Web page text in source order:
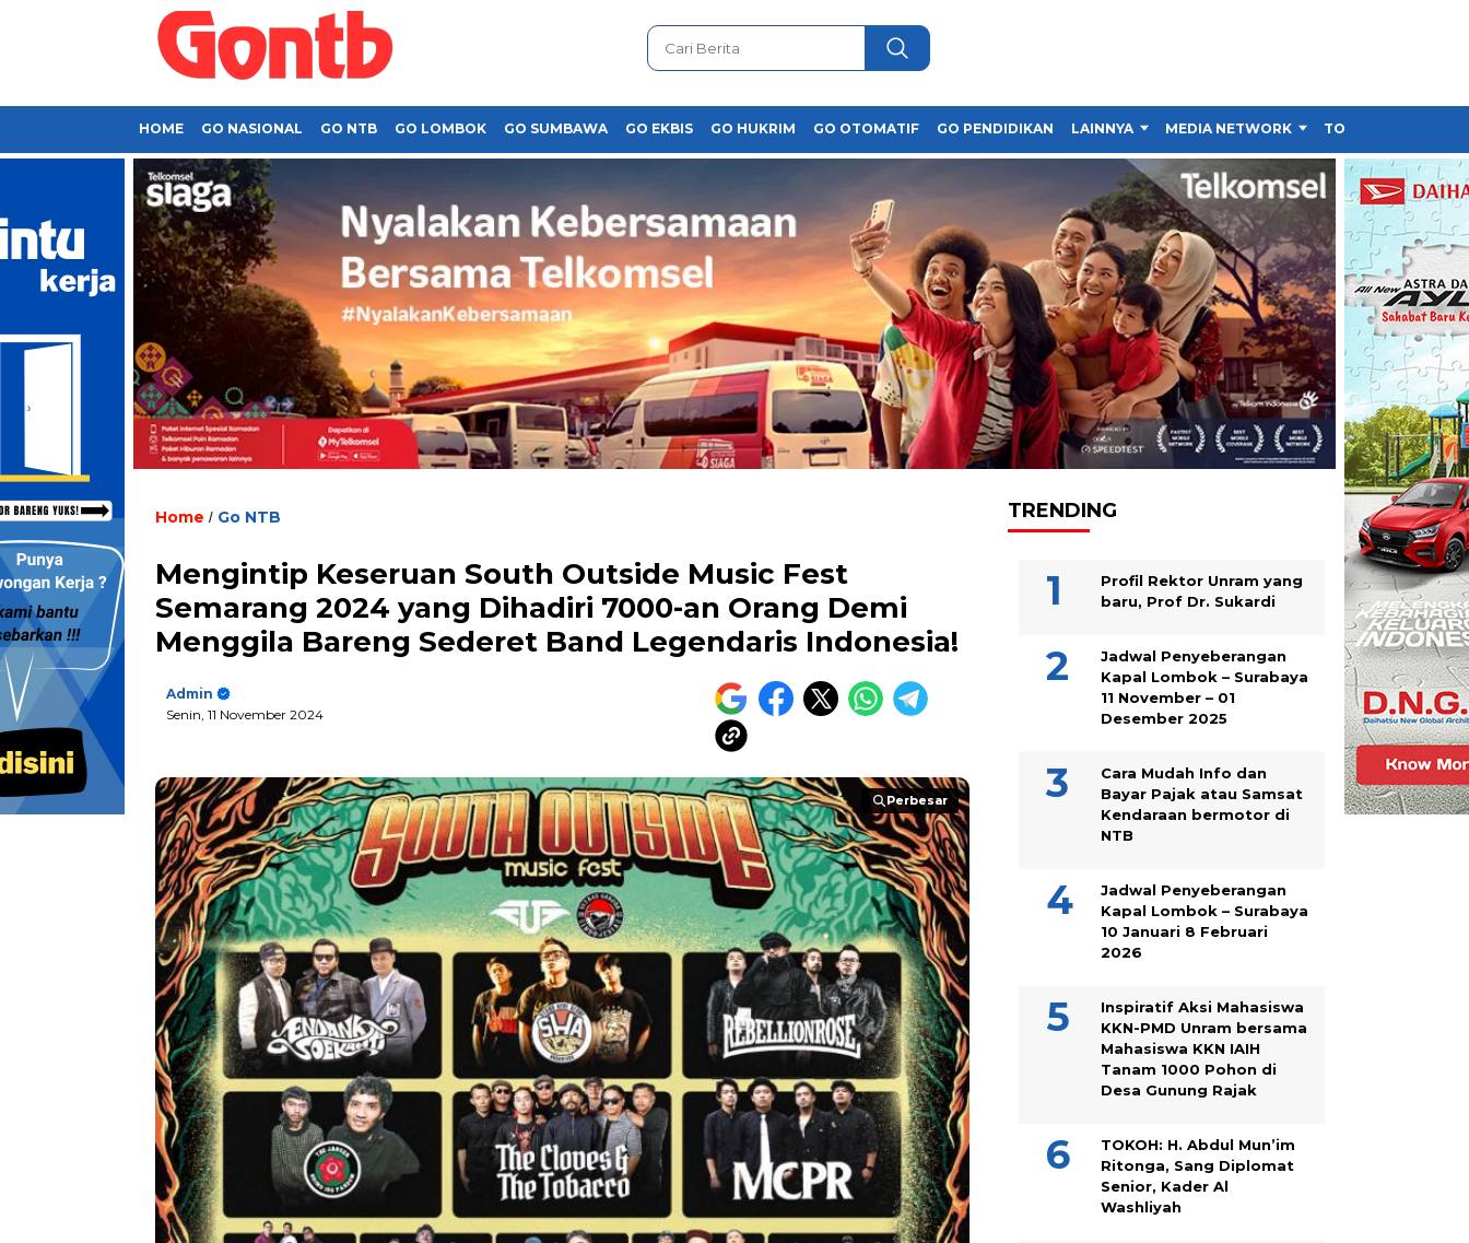
HOME GO NASIONAL GO NTB GO LOMBOK GO SUMBAWA GO EKBIS GO HUKRIM GO OTOMATIF GO PENDIDIKAN LAINNYA MEDIA NETWORK TOKO
Home / Go NTB
Mengintip Keseruan South Outside Music Fest
Semarang 2024 yang Dihadiri 7000-an Orang Demi
Menggila Bareng Sederet Band Legendaris Indonesia!
Admin
Senin, 11 November 2024
Perbesar
Perbesar
TRENDING
Profil Rektor Unram yang
baru, Prof Dr. Sukardi
Jadwal Penyeberangan
Kapal Lombok – Surabaya
11 November – 01
Desember 2025
Cara Mudah Info dan
Bayar Pajak atau Samsat
Kendaraan bermotor di
NTB
Jadwal Penyeberangan
Kapal Lombok – Surabaya
10 Januari 8 Februari
2026
Inspiratif Aksi Mahasiswa
KKN-PMD Unram bersama
Mahasiswa KKN IAIH
Tanam 1000 Pohon di
Desa Gunung Rajak
TOKOH: H. Abdul Mun’im
Ritonga, Sang Diplomat
Senior, Kader Al
Washliyah